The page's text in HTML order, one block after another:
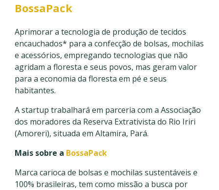
BossaPack
Aprimorar a tecnologia de produção de tecidos
encauchados* para a confecção de bolsas, mochilas
e acessórios, empregando tecnologias que não
agridam a floresta e seus povos, mas geram valor
para a economia da floresta em pé e seus
habitantes.
A startup trabalhará em parceria com a Associação
dos moradores da Reserva Extrativista do Rio Iriri
(Amoreri), situada em Altamira, Pará.
Mais sobre a BossaPack
Marca carioca de bolsas e mochilas sustentáveis e
100% brasileiras, tem como missão a busca por